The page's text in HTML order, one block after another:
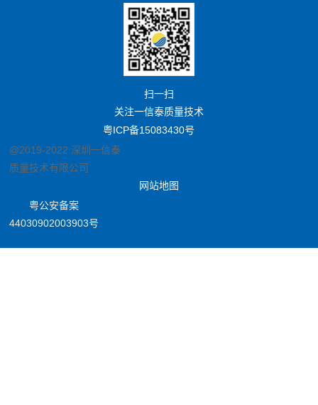
扫一扫
关注一信泰质量技术
粤ICP备15083430号
@2019-2022 深圳一信泰
质量技术有限公司
网站地图
粤公安备案
44030902003903号